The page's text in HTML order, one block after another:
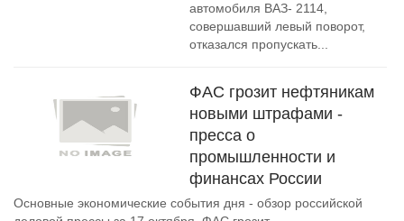
автомобиля ВАЗ- 2114,
совершавший левый поворот,
отказался пропускать...
ФАС грозит нефтяникам
новыми штрафами -
пресса о
промышленности и
финансах России
Основные экономические события дня - обзор российской